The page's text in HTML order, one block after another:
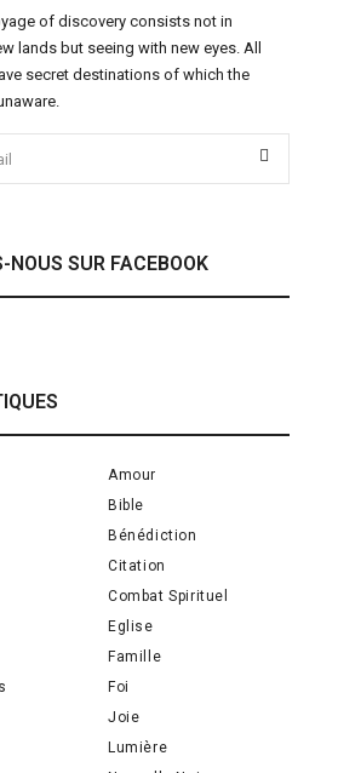
of discovery consists not in
lands but seeing with new eyes. All
secret destinations of which the
NOUS SUR FACEBOOK
Amour
Bible
Bénédiction
Citation
Combat Spirituel
Eglise
Famille
Foi
Joie
Lumière